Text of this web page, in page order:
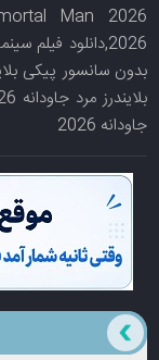
جاودانه 2026